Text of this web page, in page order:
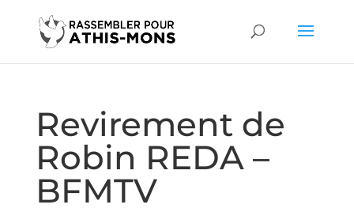
Revirement de
Robin REDA –
BFMTV